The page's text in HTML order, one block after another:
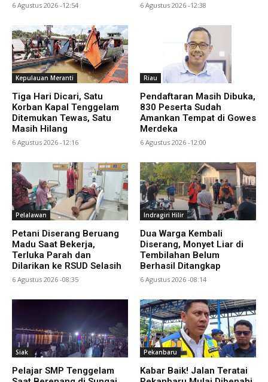
6 Agustus 2026 -12:54 6 Agustus 2026 -12:38
Kepulauan Meranti
Tiga Hari Dicari, Satu
Korban Kapal Tenggelam
Ditemukan Tewas, Satu
Masih Hilang
6 Agustus 2026 -12:16
Riau
Pendaftaran Masih Dibuka,
830 Peserta Sudah
Amankan Tempat di Gowes
Merdeka
6 Agustus 2026 -12:00
Pelalawan
Petani Diserang Beruang
Madu Saat Bekerja,
Terluka Parah dan
Dilarikan ke RSUD Selasih
6 Agustus 2026 -08:35
Indragiri Hilir
Dua Warga Kembali
Diserang, Monyet Liar di
Tembilahan Belum
Berhasil Ditangkap
6 Agustus 2026 -08:14
Siak
Pelajar SMP Tenggelam
Pekanbaru
Kabar Baik! Jalan Teratai